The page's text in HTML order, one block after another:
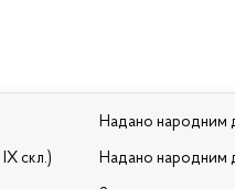
IX скл.)
Надано народним
Надано народним